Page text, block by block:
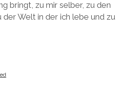
bringt, zu mir selber, zu den
der Welt in der ich lebe und zu